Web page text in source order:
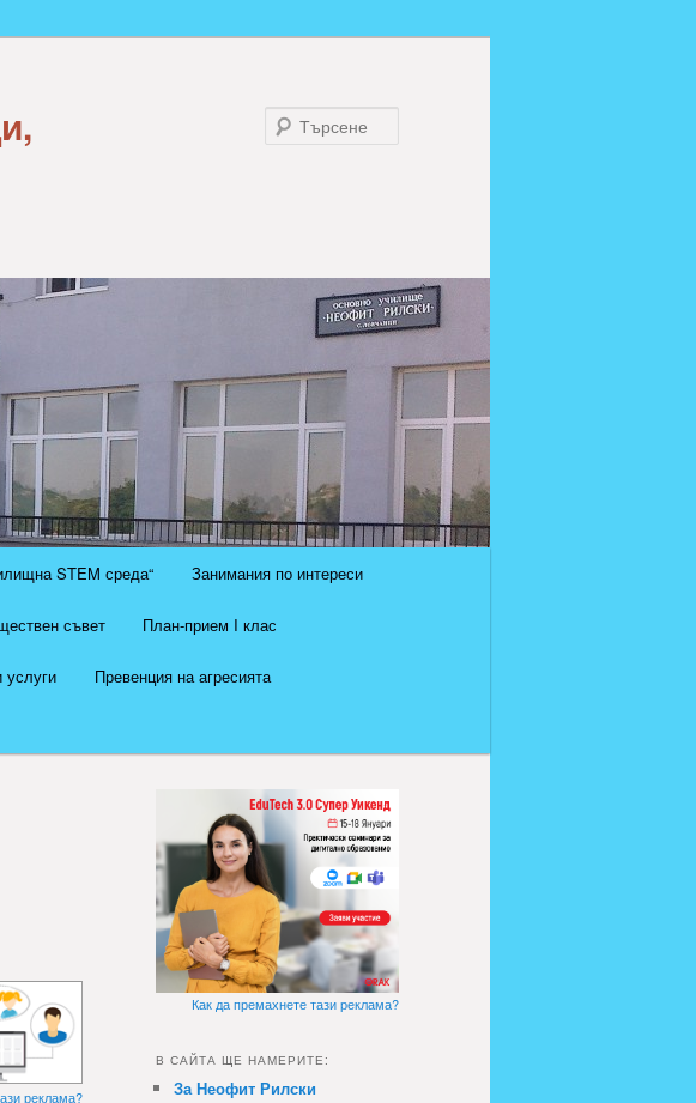
STEM среда“ Занимания по интереси
съвет План-прием I клас
услуги Превенция на агресията
реклама?
Как да премахнете тази реклама?
В САЙТА ЩЕ НАМЕРИТЕ:
За Неофит Рилски